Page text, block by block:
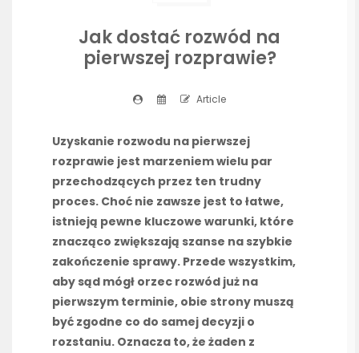
Jak dostać rozwód na
pierwszej rozprawie?
Article
Uzyskanie rozwodu na pierwszej
rozprawie jest marzeniem wielu par
przechodzących przez ten trudny
proces. Choć nie zawsze jest to łatwe,
istnieją pewne kluczowe warunki, które
znacząco zwiększają szanse na szybkie
zakończenie sprawy. Przede wszystkim,
aby sąd mógł orzec rozwód już na
pierwszym terminie, obie strony muszą
być zgodne co do samej decyzji o
rozstaniu. Oznacza to, że żaden z